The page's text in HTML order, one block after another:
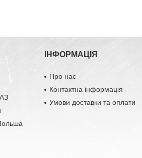
ІНФОРМАЦІЯ
Про нас
Контактна інформація
Умови доставки та оплати